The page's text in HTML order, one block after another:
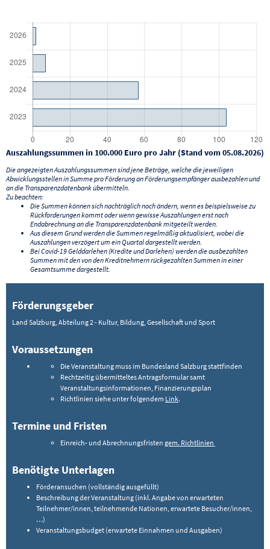
Auszahlungssummen in 100.000 Euro pro Jahr (Stand vom 05.08.2026)
Die angezeigten Auszahlungssummen sind jene Beträge, welche die jeweiligen
Abwicklungsstellen in Summe pro Förderung an Förderungsempfänger ausbezahlen und
an die Transparenzdatenbank übermitteln.
Zu beachten:
Die Summen können sich nachträglich noch ändern, wenn es beispielsweise zu
Rückforderungen kommt oder wenn gewisse Auszahlungen erst nach
Endabrechnung an die Transparenzdatenbank mitgeteilt werden.
Aus diesem Grund werden die Summen regelmäßig aktualisiert, wobei die
Auszahlungen verzögert um ein Quartal dargestellt werden.
Bei Covid-19 Gelddarlehen (Kredite und Darlehen) werden die ausbezahlten
Summen mit den von den Kreditnehmern rückgezahlten Summen in einer
Gesamtsumme dargestellt.
Förderungsgeber
Land Salzburg, Abteilung 2 - Kultur, Bildung, Gesellschaft und Sport
Voraussetzungen
Die Veranstaltung muss im Bundesland Salzburg stattfinden
Rechtzeitig übermitteltes Antragsformular samt
Veranstaltungsinformationen, Finanzierungsplan
Richtlinien siehe unter folgendem Link.
Termine und Fristen
Einreich- und Abrechnungsfristen gem. Richtlinien
Benötigte Unterlagen
Förderansuchen (vollständig ausgefüllt)
Beschreibung der Veranstaltung (inkl. Angabe von erwarteten
Teilnehmer/innen, teilnehmende Nationen, erwartete Besucher/innen,
…)
Veranstaltungsbudget (erwartete Einnahmen und Ausgaben)